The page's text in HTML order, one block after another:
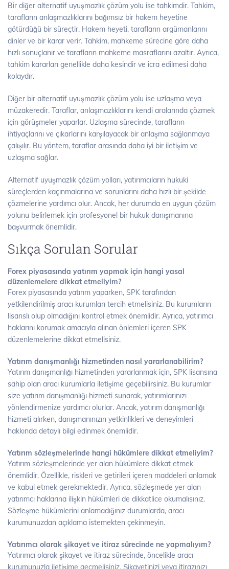
Bir diğer alternatif uyuşmazlık çözüm yolu ise tahkimdir. Tahkim,
tarafların anlaşmazlıklarını bağımsız bir hakem heyetine
götürdüğü bir süreçtir. Hakem heyeti, tarafların argümanlarını
dinler ve bir karar verir. Tahkim, mahkeme sürecine göre daha
hızlı sonuçlanır ve tarafların mahkeme masraflarını azaltır. Ayrıca,
tahkim kararları genellikle daha kesindir ve icra edilmesi daha
kolaydır.
Diğer bir alternatif uyuşmazlık çözüm yolu ise uzlaşma veya
müzakeredir. Taraflar, anlaşmazlıklarını kendi aralarında çözmek
için görüşmeler yaparlar. Uzlaşma sürecinde, tarafların
ihtiyaçlarını ve çıkarlarını karşılayacak bir anlaşma sağlanmaya
çalışılır. Bu yöntem, taraflar arasında daha iyi bir iletişim ve
uzlaşma sağlar.
Alternatif uyuşmazlık çözüm yolları, yatırımcıların hukuki
süreçlerden kaçınmalarına ve sorunlarını daha hızlı bir şekilde
çözmelerine yardımcı olur. Ancak, her durumda en uygun çözüm
yolunu belirlemek için profesyonel bir hukuk danışmanına
başvurmak önemlidir.
Sıkça Sorulan Sorular
Forex piyasasında yatırım yapmak için hangi yasal
düzenlemelere dikkat etmeliyim?
Forex piyasasında yatırım yaparken, SPK tarafından
yetkilendirilmiş aracı kurumları tercih etmelisiniz. Bu kurumların
lisanslı olup olmadığını kontrol etmek önemlidir. Ayrıca, yatırımcı
haklarını korumak amacıyla alınan önlemleri içeren SPK
düzenlemelerine dikkat etmelisiniz.
Yatırım danışmanlığı hizmetinden nasıl yararlanabilirim?
Yatırım danışmanlığı hizmetinden yararlanmak için, SPK lisansına
sahip olan aracı kurumlarla iletişime geçebilirsiniz. Bu kurumlar
size yatırım danışmanlığı hizmeti sunarak, yatırımlarınızı
yönlendirmenize yardımcı olurlar. Ancak, yatırım danışmanlığı
hizmeti alırken, danışmanınızın yetkinlikleri ve deneyimleri
hakkında detaylı bilgi edinmek önemlidir.
Yatırım sözleşmelerinde hangi hükümlere dikkat etmeliyim?
Yatırım sözleşmelerinde yer alan hükümlere dikkat etmek
önemlidir. Özellikle, riskleri ve getirileri içeren maddeleri anlamak
ve kabul etmek gerekmektedir. Ayrıca, sözleşmede yer alan
yatırımcı haklarına ilişkin hükümleri de dikkatlice okumalısınız.
Sözleşme hükümlerini anlamadığınız durumlarda, aracı
kurumunuzdan açıklama istemekten çekinmeyin.
Yatırımcı olarak şikayet ve itiraz sürecinde ne yapmalıyım?
Yatırımcı olarak şikayet ve itiraz sürecinde, öncelikle aracı
kurumunuzla iletişime geçmelisiniz. Şikayetinizi veya itirazınızı